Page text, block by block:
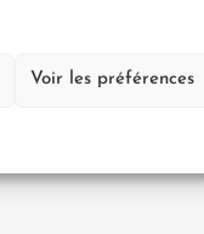
Voir les préférences